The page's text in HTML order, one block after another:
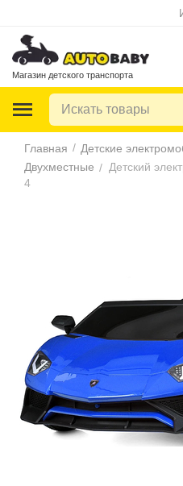
Магазин детского транспорта
Главная / Детские
Двухместные / Детский
4